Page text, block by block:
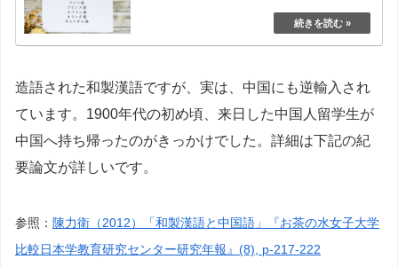
造語された和製漢語ですが、実は、中国にも逆輸入され
ています。1900年代の初め頃、来日した中国人留学生が
中国へ持ち帰ったのがきっかけでした。詳細は下記の紀
要論文が詳しいです。
参照： 陳力衛（2012）「和製漢語と中国語」『お茶の水女子大学
比較日本学教育研究センター研究年報』(8), p-217-222